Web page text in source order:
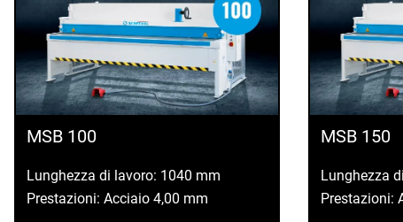
MSB 100
Lunghezza di lavoro: 1040 mm
Prestazioni: Acciaio 4,00 mm
MSB 150
Lunghezza
Prestazioni: